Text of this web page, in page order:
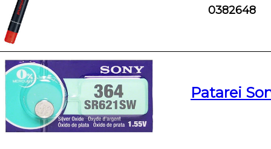
0382648
Patarei